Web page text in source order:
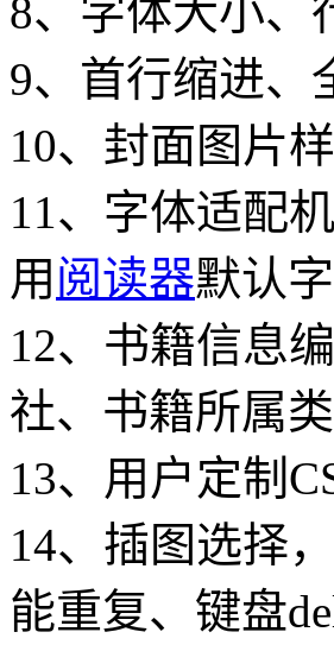
8、字体大小、
9、首行缩进、
10、封面图片
11、字体适配
用 阅读器默认字
12、书籍信息
社、书籍所属
13、用户定制
14、插图选择
能重复、键盘